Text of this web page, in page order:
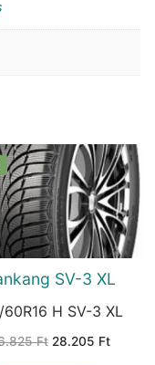
SV-3 XL
60R16 H SV-3 XL
Ft Original
28.205 FtCurrent